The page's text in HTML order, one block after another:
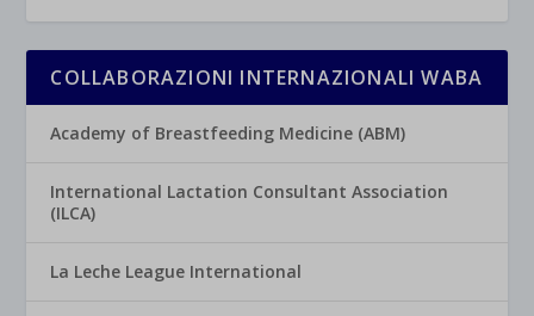
COLLABORAZIONI INTERNAZIONALI WABA
Academy of Breastfeeding Medicine (ABM)
International Lactation Consultant Association
(ILCA)
La Leche League International